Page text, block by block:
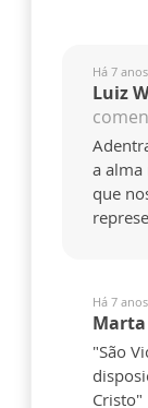
Há 7 anos
Luiz
a alma
que
Há 7 anos
Marta
"São
Cristo"